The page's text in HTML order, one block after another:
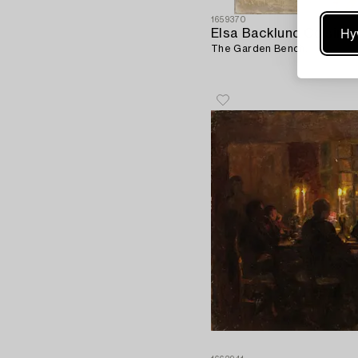
1659370
Elsa Backlund Celsing
The Garden Bench.